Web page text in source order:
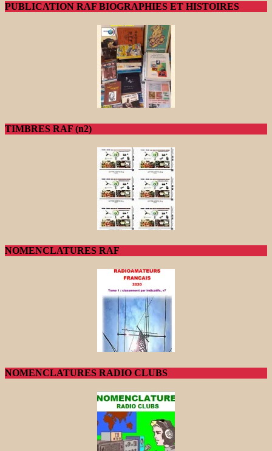
PUBLICATION RAF BIOGRAPHIES ET HISTOIRES
TIMBRES RAF (n2)
NOMENCLATURES RAF
NOMENCLATURES RADIO CLUBS